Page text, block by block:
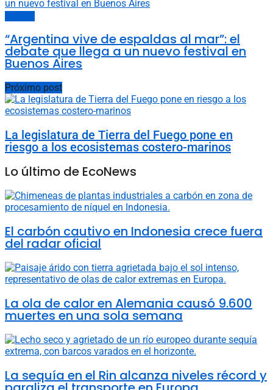
“Argentina vive de espaldas al mar”: el
debate que llega a un nuevo festival en
Buenos Aires
Próximo post
La legislatura de Tierra del Fuego pone en
riesgo a los ecosistemas costero-marinos
Lo último de EcoNews
El carbón cautivo en Indonesia crece fuera
del radar oficial
La ola de calor en Alemania causó 9.600
muertes en una sola semana
La sequía en el Rin alcanza niveles récord y